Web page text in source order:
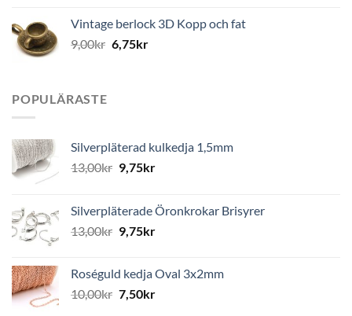
Vintage berlock 3D Kopp och fat
9,00kr 6,75kr
POPULÄRASTE
Silverpläterad kulkedja 1,5mm
13,00kr 9,75kr
Silverpläterade Öronkrokar Brisyrer
13,00kr 9,75kr
Roséguld kedja Oval 3x2mm
10,00kr 7,50kr